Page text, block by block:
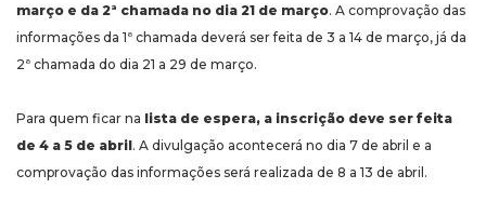
março e da 2ª chamada no dia 21 de março. A comprovação das
informações da 1ª chamada deverá ser feita de 3 a 14 de março, já da
2ª chamada do dia 21 a 29 de março.
Para quem ficar na lista de espera, a inscrição deve ser feita
de 4 a 5 de abril. A divulgação acontecerá no dia 7 de abril e a
comprovação das informações será realizada de 8 a 13 de abril.